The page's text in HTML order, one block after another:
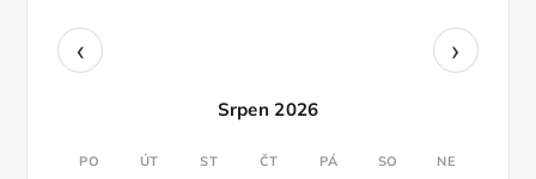
‹ ›
Srpen 2026
PO ÚT ST ČT PÁ SO NE